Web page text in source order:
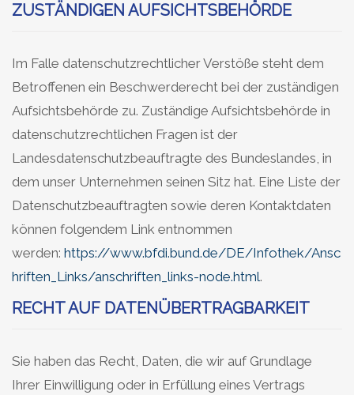
ZUSTÄNDIGEN AUFSICHTSBEHÖRDE
Im Falle datenschutzrechtlicher Verstöße steht dem
Betroffenen ein Beschwerderecht bei der zuständigen
Aufsichtsbehörde zu. Zuständige Aufsichtsbehörde in
datenschutzrechtlichen Fragen ist der
Landesdatenschutzbeauftragte des Bundeslandes, in
dem unser Unternehmen seinen Sitz hat. Eine Liste der
Datenschutzbeauftragten sowie deren Kontaktdaten
können folgendem Link entnommen
werden: https://www.bfdi.bund.de/DE/Infothek/Ansc
hriften_Links/anschriften_links-node.html.
RECHT AUF DATENÜBERTRAGBARKEIT
Sie haben das Recht, Daten, die wir auf Grundlage
Ihrer Einwilligung oder in Erfüllung eines Vertrags